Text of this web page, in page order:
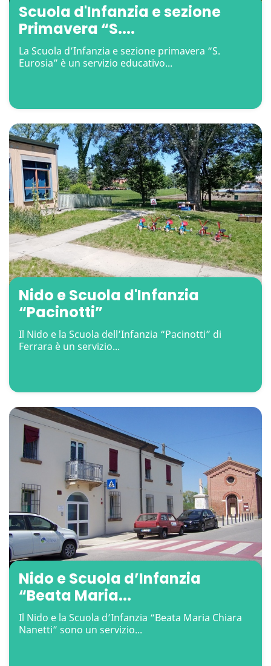
Scuola d'Infanzia e sezione
Primavera “S....
La Scuola d’Infanzia e sezione primavera “S.
Eurosia” è un servizio educativo...
Nido e Scuola d'Infanzia
“Pacinotti”
Il Nido e la Scuola dell’Infanzia “Pacinotti” di
Ferrara è un servizio...
Nido e Scuola d’Infanzia
“Beata Maria...
Il Nido e la Scuola d’Infanzia “Beata Maria Chiara
Nanetti” sono un servizio...